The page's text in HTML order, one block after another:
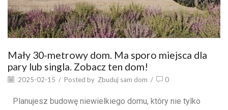
Mały 30-metrowy dom. Ma sporo miejsca dla
pary lub singla. Zobacz ten dom!
2025-02-15 / Posted by Zbuduj sam dom / 0
Planujesz budowę niewielkiego domu, który nie tylko